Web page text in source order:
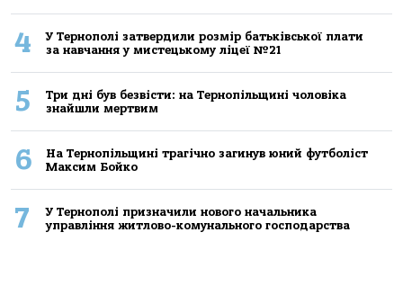
4
У Тернополі затвердили розмір батьківської плати
за навчання у мистецькому ліцеї №21
5
Три дні був безвісти: на Тернопільщині чоловіка
знайшли мертвим
6
На Тернопільщині трагічно загинув юний футболіст
Максим Бойко
7
У Тернополі призначили нового начальника
управління житлово-комунального господарства